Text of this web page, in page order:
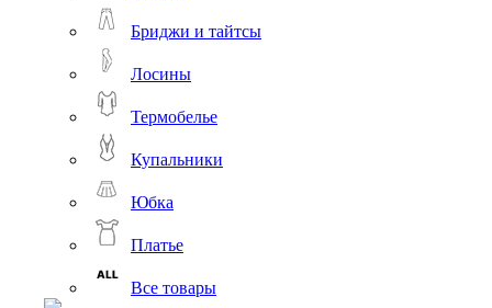
Бриджи и тайтсы
Лосины
Термобелье
Купальники
Юбка
Платье
Все товары